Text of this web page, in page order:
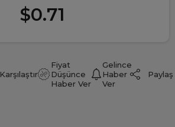
$0.71
Karşılaştır
Fiyat
Düşünce
Haber Ver
Gelince
Haber
Ver
Paylaş